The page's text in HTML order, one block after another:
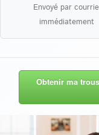
Envoyé par
immédiatement
Obtenir ma